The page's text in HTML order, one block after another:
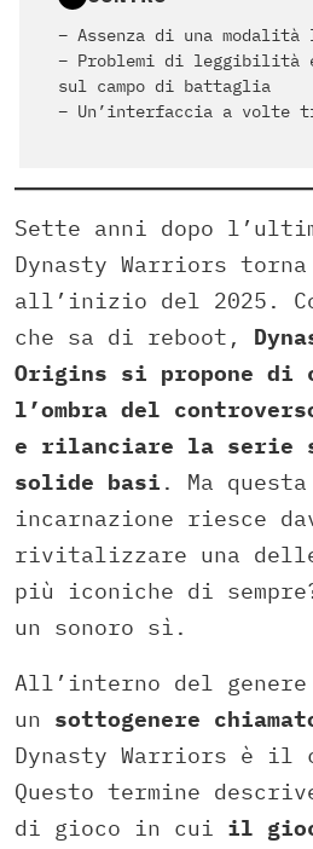
– Assenza di una
– Problemi di leggibilità
sul campo di battaglia
– Un’interfaccia a volte
Sette anni dopo
Dynasty Warriors
all’inizio del 2025.
che sa di reboot,
Origins si propone di
l’ombra del
e rilanciare la serie
solide basi . Ma questa
incarnazione riesce
rivitalizzare una
più iconiche di
un sonoro sì.
All’interno del
un sottogenere
Dynasty Warriors è il
Questo termine
di gioco in cui il